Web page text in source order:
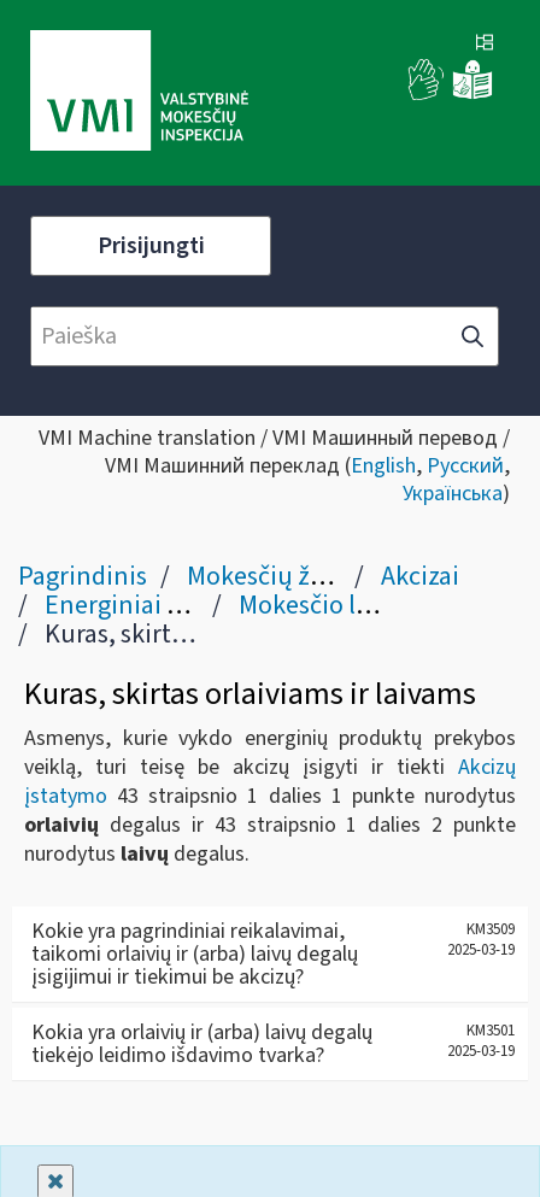
Prisijungti
VMI Machine translation / VMI Машинный перевод /
VMI Машинний переклад (English, Русский,
Українська)
Pagrindinis Mokesčių žinynas Akcizai
Energiniai produktai (II skyriaus III skirsnis) Mokesčio lengvatos
Kuras, skirtas orlaiviams ir laivams
Kuras, skirtas orlaiviams ir laivams
Asmenys, kurie vykdo energinių produktų prekybos
veiklą, turi teisę be akcizų įsigyti ir tiekti Akcizų
įstatymo 43 straipsnio 1 dalies 1 punkte nurodytus
orlaivių degalus ir 43 straipsnio 1 dalies 2 punkte
nurodytus laivų degalus.
Kokie yra pagrindiniai reikalavimai,
taikomi orlaivių ir (arba) laivų degalų
įsigijimui ir tiekimui be akcizų?
KM3509
2025-03-19
Kokia yra orlaivių ir (arba) laivų degalų
tiekėjo leidimo išdavimo tvarka?
KM3501
2025-03-19